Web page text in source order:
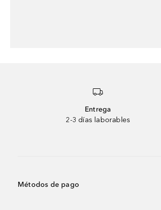
Entrega
2-3 días laborables
Métodos de pago